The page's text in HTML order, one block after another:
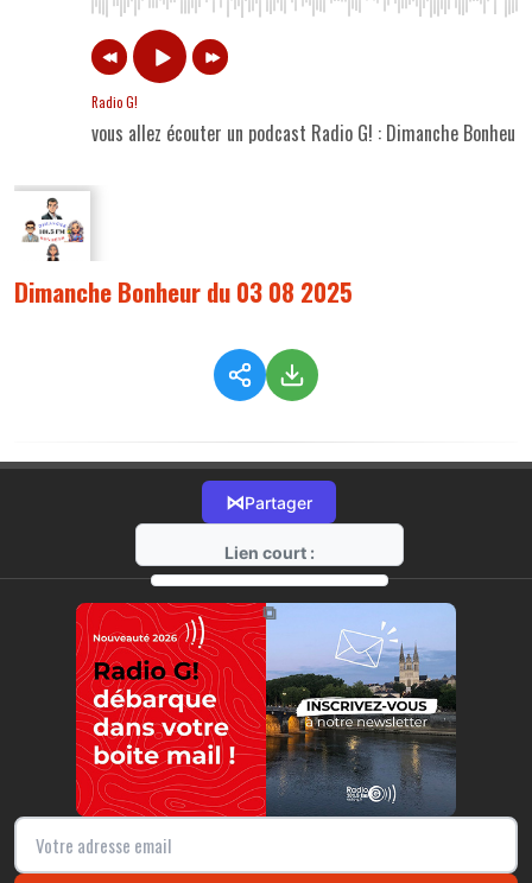
Radio G!
vous allez écouter un podcast Radio G! : Dimanche
Dimanche Bonheur du 03 08 2025
⋈Partager
Lien court :
https://radio-g.fr?18273
⧉